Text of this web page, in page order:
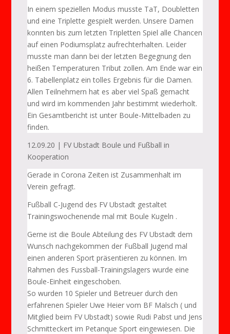
In einem speziellen Modus musste TaT, Doubletten
und eine Triplette gespielt werden. Unsere Damen
konnten bis zum letzten Tripletten Spiel alle Chancen
auf einen Podiumsplatz aufrechterhalten. Leider
musste man dann bei der letzten Begegnung den
heißen Temperaturen Tribut zollen. Am Ende war ein
6. Tabellenplatz ein tolles Ergebnis für die Damen.
Allen Teilnehmern hat es aber viel Spaß gemacht
und wird im kommenden Jahr bestimmt wiederholt.
Ein Gesamtbericht ist unter Boule-Mittelbaden zu
finden.
12.09.20 | FV Ubstadt Boule und Fußball in
Kooperation
Gerade in Corona Zeiten ist Zusammenhalt im
Verein gefragt.
Fußball C-Jugend des FV Ubstadt gestaltet
Trainingswochenende mal mit Boule Kugeln .
Gerne ist die Boule Abteilung des FV Ubstadt dem
Wunsch nachgekommen der Fußball Jugend mal
einen anderen Sport präsentieren zu können. Im
Rahmen des Fussball-Trainingslagers wurde eine
Boule-Einheit eingeschoben.
So wurden 10 Spieler und Betreuer durch den
erfahrenen Spieler Uwe Heier vom BF Malsch ( und
Mitglied beim FV Ubstadt) sowie Rudi Pabst und Jens
Schmitteckert im Petanque Sport eingewiesen. Die